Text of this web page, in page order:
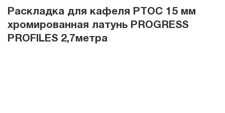
Раскладка для кафеля PTOC 15 мм
хромированная латунь PROGRESS
PROFILES 2,7метра